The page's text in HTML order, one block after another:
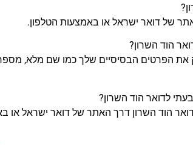
של דואר ישראל או באמצעות הטלפון.
את הפרטים הבסיסיים שלך כמו שם מלא,
הוד השרון דרך האתר של דואר ישראל או